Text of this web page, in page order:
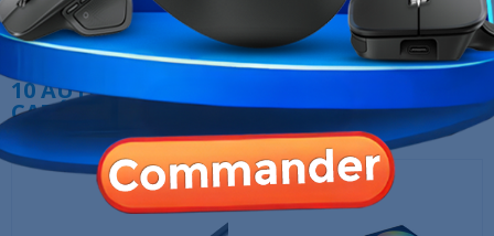
Références spécifiques
10 AUTRES PRODUITS DANS LA MÊME
CATÉGORIE :